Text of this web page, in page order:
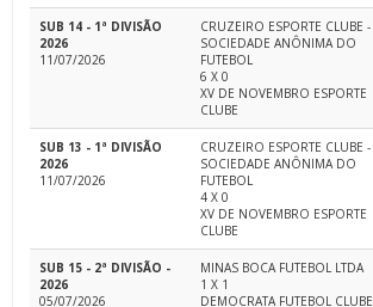
SUB 14 - 1ª DIVISÃO
2026
11/07/2026
CRUZEIRO ESPORTE CLUBE -
SOCIEDADE ANÔNIMA DO
FUTEBOL
6 X 0
XV DE NOVEMBRO ESPORTE
CLUBE
SUB 13 - 1ª DIVISÃO
2026
11/07/2026
CRUZEIRO ESPORTE CLUBE -
SOCIEDADE ANÔNIMA DO
FUTEBOL
4 X 0
XV DE NOVEMBRO ESPORTE
CLUBE
SUB 15 - 2ª DIVISÃO -
2026
05/07/2026
MINAS BOCA FUTEBOL LTDA
1 X 1
DEMOCRATA FUTEBOL CLUBE